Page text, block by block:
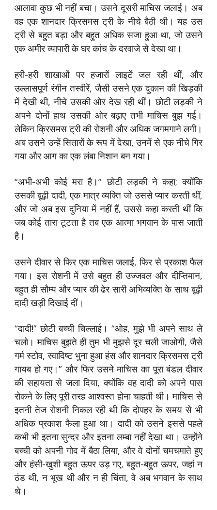
आलावा कुछ भी नहीं बचा। उसने दूसरी माचिस जलाई। अब
वह एक शानदार क्रिसमस ट्री के नीचे बैठी थी। यह उस
ट्री से बहुत बड़ा और बहुत अधिक सजा हुआ था, जो उसने
एक अमीर व्यापारी के घर कांच के दरवाजे से देखा था।
हरी-हरी शाखाओं पर हजारों लाइटें जल रही थीं, और
उल्लासपूर्ण रंगीन तस्वीरें, जैसी उसने एक दुकान की खिड़की
में देखी थी, नीचे उसकी ओर देख रही थीं। छोटी लड़की ने
अपने दोनों हाथ उसकी ओर बढ़ाए तभी माचिस बुझ गई।
लेकिन क्रिसमस ट्री की रोशनी और अधिक जगमगाने लगी।
अब उसने उन्हें सितारों के रूप में देखा, उनमें से एक नीचे गिर
गया और आग का एक लंबा निशान बन गया।
“अभी-अभी कोई मरा है।” छोटी लड़की ने कहा; क्योंकि
उसकी बूढ़ी दादी, एक मात्र व्यक्ति जो उससे प्यार करती थीं,
और जो अब इस दुनिया में नहीं हैं, उससे कहा करती थीं कि
जब कोई तारा टूटता है तब एक आत्मा भगवान के पास जाती
है।
उसने दीवार से फिर एक माचिस जलाई, फिर से प्रकाश फैल
गया। इस रोशनी में उसे बहुत ही उज्जवल और दीप्तिमान,
बहुत ही सौम्य और प्यार की ढेर सारी अभिव्यक्ति के साथ बूढ़ी
दादी खड़ी दिखाई दीं।
“दादी!” छोटी बच्ची चिल्लाई। “ओह, मुझे भी अपने साथ ले
चलो। माचिस बुझते ही तुम भी मुझसे दूर चली जाओगी, जैसे
गर्म स्टोव, स्वादिष्ट भुना हुआ हंस और शानदार क्रिसमस ट्री
गायब हो गए।” और फिर उसने माचिस का पूरा बंडल दीवार
की सहायता से जला दिया, क्योंकि वह दादी को अपने पास
रोकने के लिए पूरी तरह आश्वस्त होना चाहती थी। माचिस से
इतनी तेज रोशनी निकल रही थी कि दोपहर के समय से भी
अधिक प्रकाश फैला हुआ था। दादी को उसने इससे पहले
कभी भी इतना सुन्दर और इतना लम्बा नहीं देखा था। उन्होंने
बच्ची को अपनी गोद में बैठा लिया, और वे दोनों चमचमाते हुए
और हंसी-खुशी बहुत ऊपर उड़ गए, बहुत-बहुत ऊपर, जहां न
ठंड थी, न भूख थी और न ही चिंता, वे अब भगवान के साथ
थे।